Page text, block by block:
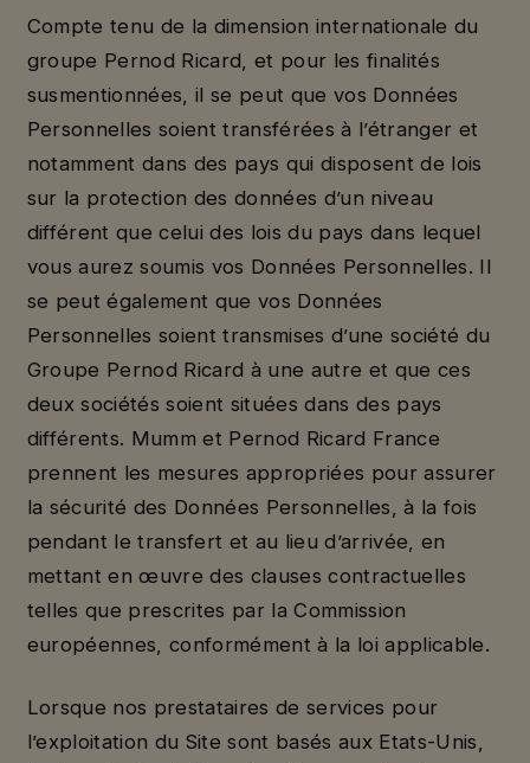
Compte tenu de la dimension internationale du
groupe Pernod Ricard, et pour les finalités
susmentionnées, il se peut que vos Données
Personnelles soient transférées à l’étranger et
notamment dans des pays qui disposent de lois
sur la protection des données d’un niveau
différent que celui des lois du pays dans lequel
vous aurez soumis vos Données Personnelles. Il
se peut également que vos Données
Personnelles soient transmises d’une société du
Groupe Pernod Ricard à une autre et que ces
deux sociétés soient situées dans des pays
différents. Mumm et Pernod Ricard France
prennent les mesures appropriées pour assurer
la sécurité des Données Personnelles, à la fois
pendant le transfert et au lieu d’arrivée, en
mettant en œuvre des clauses contractuelles
telles que prescrites par la Commission
européennes, conformément à la loi applicable.
Lorsque nos prestataires de services pour
l’exploitation du Site sont basés aux Etats-Unis,